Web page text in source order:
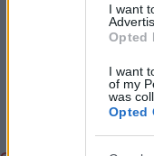
I want
Opted
I want
of my
was
Opted